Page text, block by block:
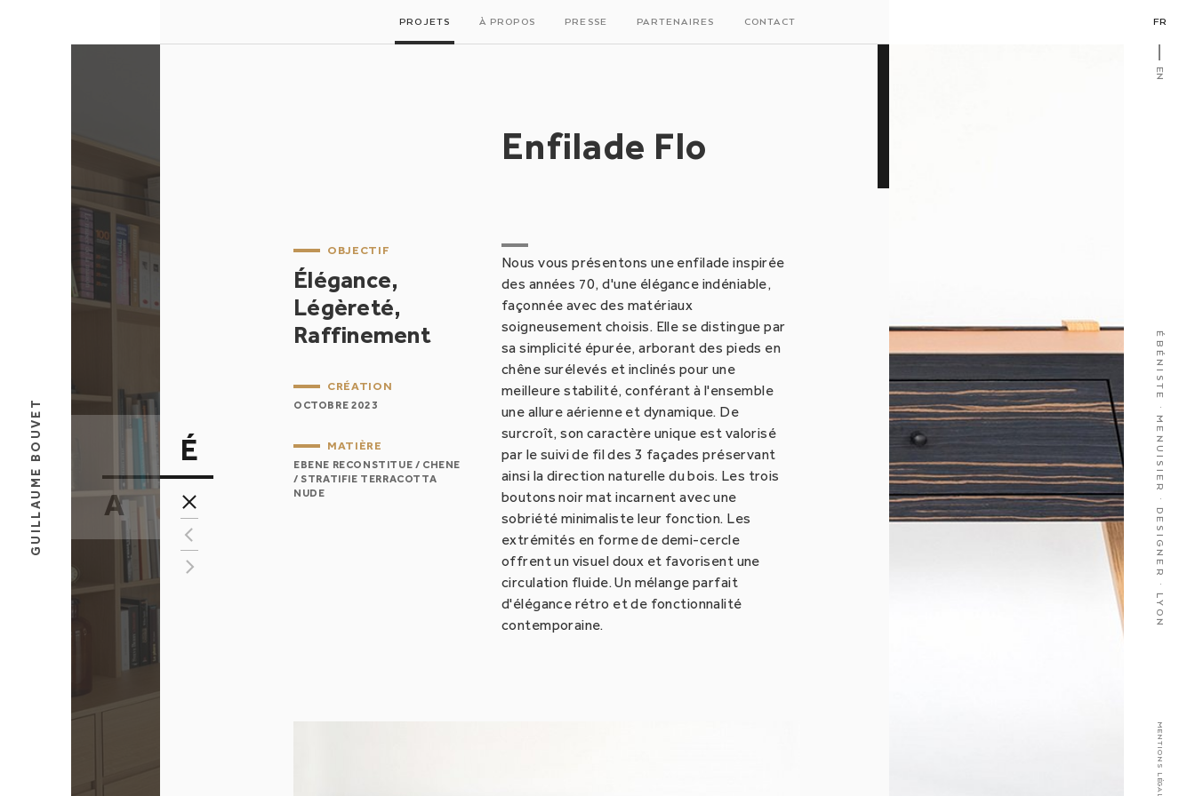
GUILLAUME BOUVET
PROJETS À PROPOS PRESSE PARTENAIRES CONTACT FR
EN
ÉBÉNISTE · MENUISIER · DESIGNER · LYON
MENTIONS LÉGALES
É
Enfilade Flo
OBJECTIF
Élégance,
Légèreté,
Raffinement
CRÉATION
OCTOBRE 2023
MATIÈRE
EBENE RECONSTITUE / CHENE
/ STRATIFIE TERRACOTTA
NUDE
Nous vous présentons une enfilade inspirée
des années 70, d'une élégance indéniable,
façonnée avec des matériaux
soigneusement choisis. Elle se distingue par
sa simplicité épurée, arborant des pieds en
chêne surélevés et inclinés pour une
meilleure stabilité, conférant à l'ensemble
une allure aérienne et dynamique. De
surcroît, son caractère unique est valorisé
par le suivi de fil des 3 façades préservant
ainsi la direction naturelle du bois. Les trois
boutons noir mat incarnent avec une
sobriété minimaliste leur fonction. Les
extrémités en forme de demi-cercle
offrent un visuel doux et favorisent une
circulation fluide. Un mélange parfait
d'élégance rétro et de fonctionnalité
contemporaine.
A
Luminessence
Table basse Méta-gones
É